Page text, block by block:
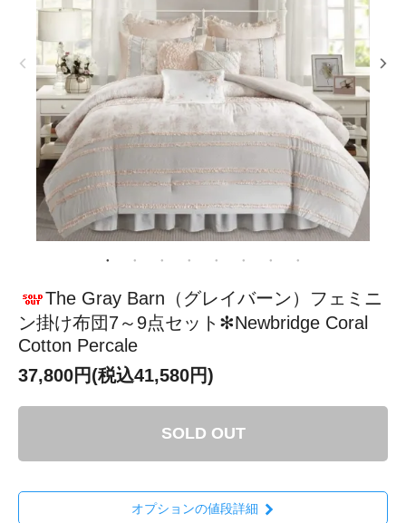
The Gray Barn（グレイバーン）フェミニ
ン掛け布団7～9点セット✻Newbridge Coral
Cotton Percale
37,800円(税込41,580円)
SOLD OUT
オプションの値段詳細